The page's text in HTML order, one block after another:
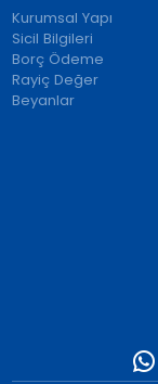
Kurumsal Yapı
Sicil Bilgileri
Borç Ödeme
Rayiç Değer
Beyanlar